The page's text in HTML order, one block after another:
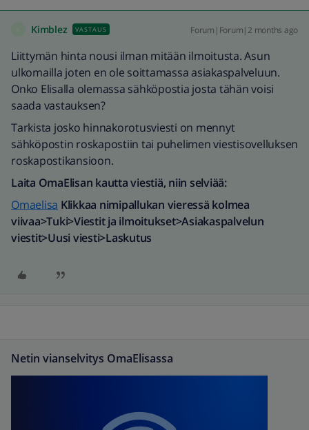
Kimblez VASTAUS Forum|Forum|2 months ago
Liittymän hinta nousi ilman mitään ilmoitusta. Asun
ulkomailla joten en ole soittamassa asiakaspalveluun.
Onko Elisalla olemassa sähköpostia josta tähän voisi
saada vastauksen?
Tarkista josko hinnakorotusviesti on mennyt
sähköpostin roskapostiin tai puhelimen viestisovelluksen
roskapostikansioon.
Laita OmaElisan kautta viestiä, niin selviää:
Omaelisa Klikkaa nimipallukan vieressä kolmea
viivaa>Tuki>Viestit ja ilmoitukset>Asiakaspalvelun
viestit>Uusi viesti>Laskutus
Netin vianselvitys OmaElisassa